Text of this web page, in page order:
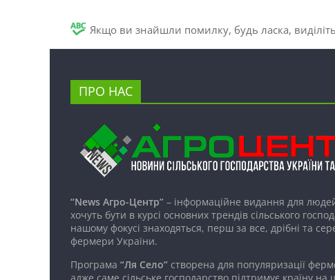
Якщо ви знайшли помилку, будь ласка,
ПРО НАС
“News Агро-Центр” – інформаційне видання для
хочуть бути в курсі основних трендів сільського
нашому фокусі знаходяться, перш за все, дрібні та
фермери України.
Програма “Ля Село” створена для популяризації
адже саме сільське господарство підтримує країну на